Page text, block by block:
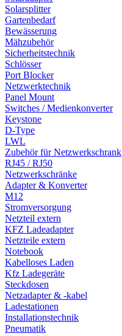
Solarsplitter
Gartenbedarf
Bewässerung
Mähzubehör
Sicherheitstechnik
Schlösser
Port Blocker
Netzwerktechnik
Panel Mount
Switches / Medienkonverter
Keystone
D-Type
LWL
Zubehör für Netzwerkschrank
RJ45 / RJ50
Netzwerkschränke
Adapter & Konverter
M12
Stromversorgung
Netzteil extern
KFZ Ladeadapter
Netzteile extern
Notebook
Kabelloses Laden
Kfz Ladegeräte
Steckdosen
Netzadapter & -kabel
Ladestationen
Installationstechnik
Pneumatik